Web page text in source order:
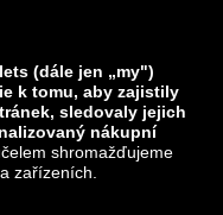
zalando-lounge.sk
zalando-lounge.hr